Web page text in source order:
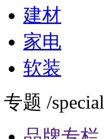
建材
家电
软装
专题 /special